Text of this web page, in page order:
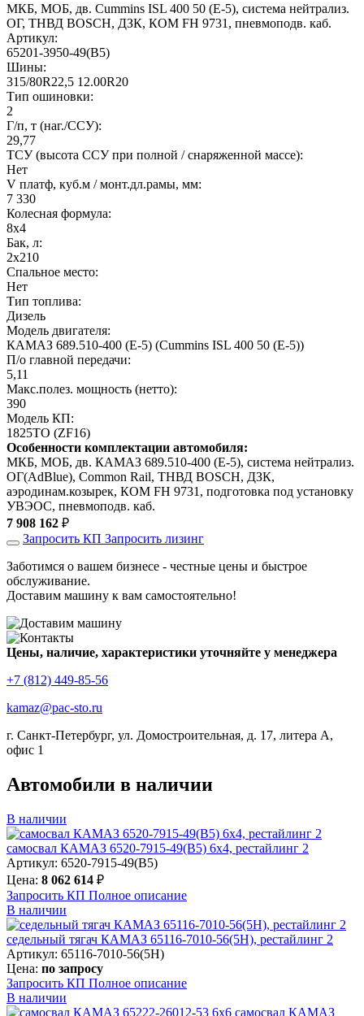
МКБ, МОБ, дв. Cummins ISL 400 50 (Е-5), система нейтрализ.
ОГ, ТНВД BOSCH, ДЗК, КОМ FH 9731, пневмоподв. каб.
Артикул:
65201-3950-49(B5)
Шины:
315/80R22,5 12.00R20
Тип ошиновки:
2
Г/п, т (наг./ССУ):
29,77
ТСУ (высота ССУ при полной / снаряженной массе):
Нет
V платф, куб.м / монт.дл.рамы, мм:
7 330
Колесная формула:
8х4
Бак, л:
2х210
Спальное место:
Нет
Тип топлива:
Дизель
Модель двигателя:
КАМАЗ 689.510-400 (Е-5) (Cummins ISL 400 50 (Е-5))
П/о главной передачи:
5,11
Макс.полез. мощность (нетто):
390
Модель КП:
1825ТО (ZF16)
Особенности комплектации автомобиля:
МКБ, МОБ, дв. КАМАЗ 689.510-400 (Е-5), система нейтрализ.
ОГ(AdBlue), Common Rail, ТНВД BOSCH, ДЗК,
аэродинам.козырек, КОМ FH 9731, подготовка под установку
УВЭОС, пневмоподв. каб.
7 908 162 ₽
Запросить КП Запросить лизинг
Заботимся о вашем бизнесе - честные цены и быстрое
обслуживание.
Доставим машину к вам самостоятельно!
Цены, наличие, характеристики уточняйте у менеджера
+7 (812) 449-85-56
kamaz@pac-sto.ru
г. Санкт-Петербург, ул. Домостроительная, д. 17, литера А,
офис 1
Автомобили в наличии
В наличии
самосвал КАМАЗ 6520-7915-49(B5) 6х4, рестайлинг 2
Артикул: 6520-7915-49(B5)
Цена: 8 062 614 ₽
Запросить КП Полное описание
В наличии
седельный тягач КАМАЗ 65116-7010-56(5Н), рестайлинг 2
Артикул: 65116-7010-56(5Н)
Цена: по запросу
Запросить КП Полное описание
В наличии
самосвал КАМАЗ